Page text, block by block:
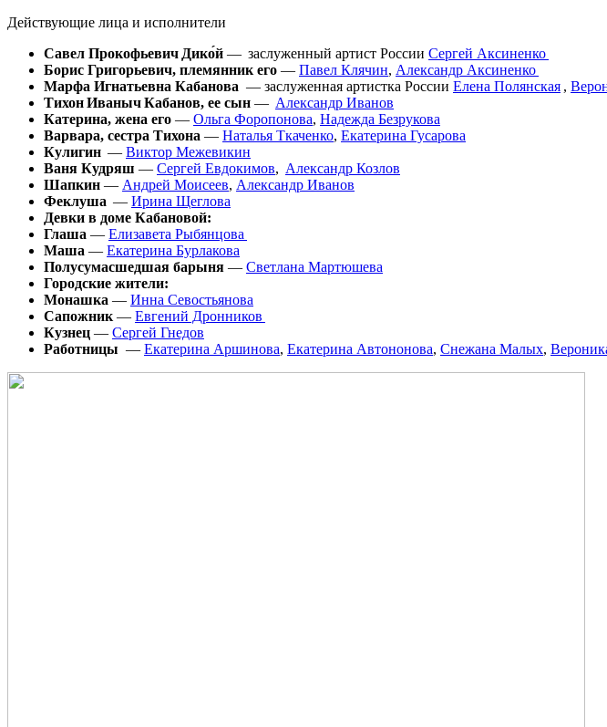
Действующие лица и исполнители
Савел Прокофьевич Дико́й — заслуженный артист России Сергей Аксиненко
Борис Григорьевич, племянник его — Павел Клячин, Александр Аксиненко
Марфа Игнатьевна Кабанова — заслуженная артистка России Елена Полянская ,
Тихон Иваныч Кабанов, ее сын — Александр Иванов
Катерина, жена его — Ольга Форопонова, Надежда Безрукова
Варвара, сестра Тихона — Наталья Ткаченко, Екатерина Гусарова
Кулигин — Виктор Межевикин
Ваня Кудряш — Сергей Евдокимов, Александр Козлов
Шапкин — Андрей Моисеев, Александр Иванов
Феклуша — Ирина Щеглова
Девки в доме Кабановой:
Глаша — Елизавета Рыбянцова
Маша — Екатерина Бурлакова
Полусумасшедшая барыня — Светлана Мартюшева
Городские жители:
Монашка — Инна Севостьянова
Сапожник — Евгений Дронников
Кузнец — Сергей Гнедов
Работницы — Екатерина Аршинова, Екатерина Автононова, Снежана Малых,